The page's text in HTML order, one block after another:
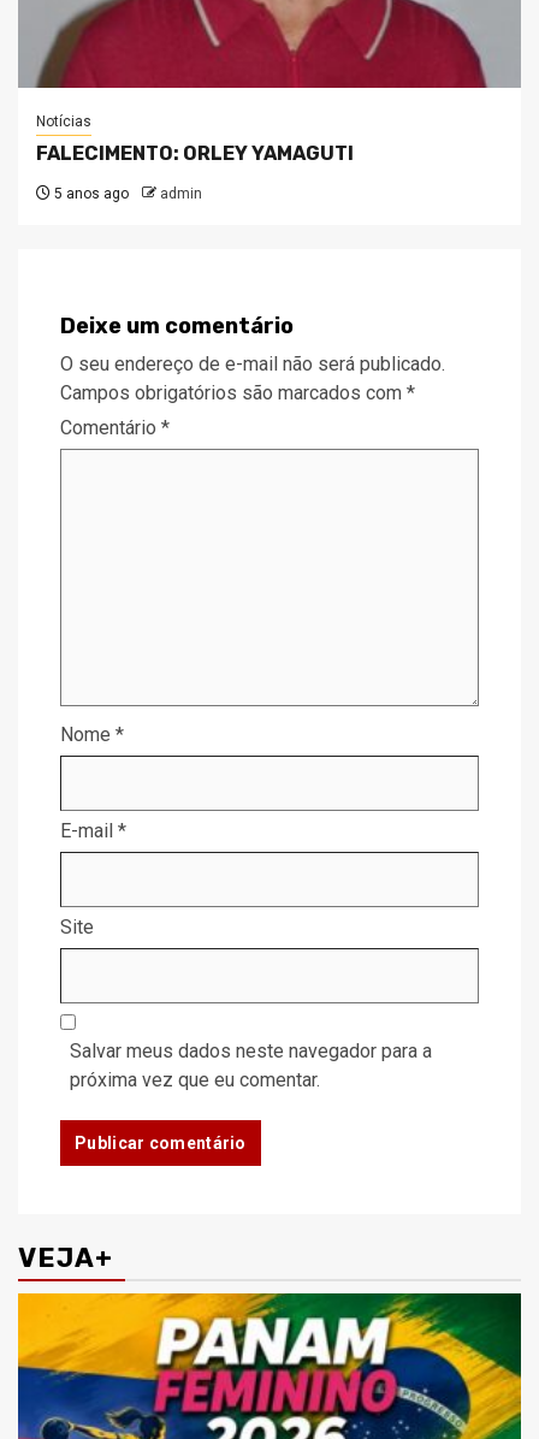
Notícias
FALECIMENTO: ORLEY YAMAGUTI
5 anos ago admin
Deixe um comentário
O seu endereço de e-mail não será publicado.
Campos obrigatórios são marcados com *
Comentário *
Nome *
E-mail *
Site
Salvar meus dados neste navegador para a
próxima vez que eu comentar.
VEJA+